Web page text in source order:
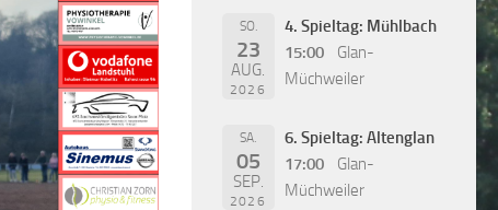
SO.
23
AUG.
2026
4. Spieltag: Mühlbach
15:00
Glan-
Müchweiler
SA.
05
SEP.
2026
6. Spieltag: Altenglan
17:00
Glan-
Müchweiler